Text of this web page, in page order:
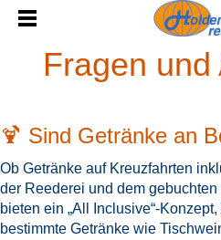
Fragen und
🍹 Sind Getränke an
Ob Getränke auf Kreuzfahrten
der Reederei und dem
bieten ein „All Inclusive“-
bestimmte Getränke wie